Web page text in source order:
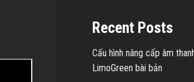
Recent Posts
Cấu hình nâng cấp âm
LimoGreen bài bản